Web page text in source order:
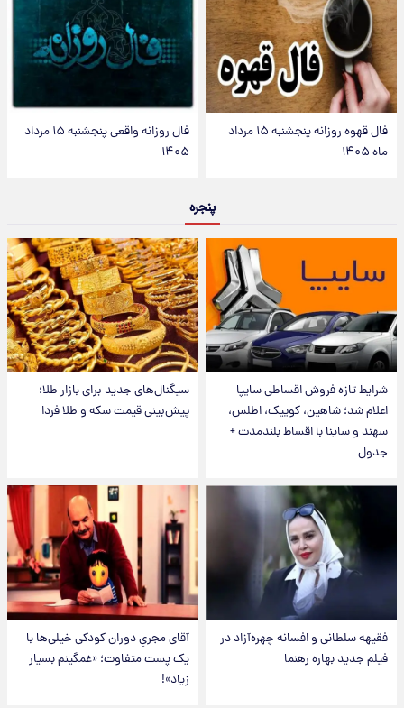
فال قهوه روزانه پنجشنبه ۱۵ مرداد
ماه ۱۴۰۵
فال روزانه واقعی پنجشنبه ۱۵ مرداد
۱۴۰۵
پنجره
شرایط تازه فروش اقساطی سایپا
اعلام شد؛ شاهین، کوییک، اطلس،
سهند و ساینا با اقساط بلندمدت +
جدول
سیگنال‌های جدید برای بازار طلا؛
پیش‌بینی قیمت سکه و طلا فردا
فقیهه سلطانی و افسانه چهره‌آزاد در
فیلم جدید بهاره رهنما
آقای مجریِ دوران کودکی خیلی‌ها با
یک پست متفاوت؛ «غمگینم بسیار
زیاد»!